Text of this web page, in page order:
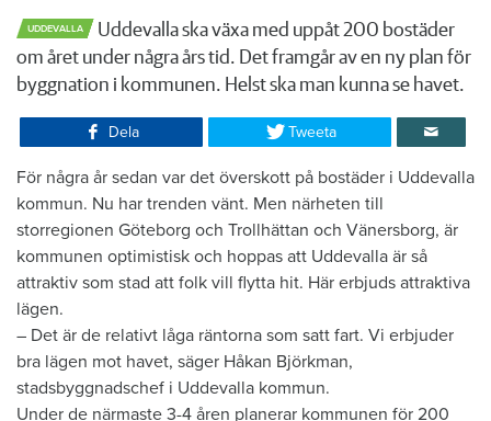
UDDEVALLA
Uddevalla ska växa med uppåt 200 bostäder
om året under några års tid. Det framgår av en ny plan för
byggnation i kommunen. Helst ska man kunna se havet.
Dela Tweeta
För några år sedan var det överskott på bostäder i Uddevalla
kommun. Nu har trenden vänt. Men närheten till
storregionen Göteborg och Trollhättan och Vänersborg, är
kommunen optimistisk och hoppas att Uddevalla är så
attraktiv som stad att folk vill flytta hit. Här erbjuds attraktiva
lägen.
– Det är de relativt låga räntorna som satt fart. Vi erbjuder
bra lägen mot havet, säger Håkan Björkman,
stadsbyggnadschef i Uddevalla kommun.
Under de närmaste 3-4 åren planerar kommunen för 200